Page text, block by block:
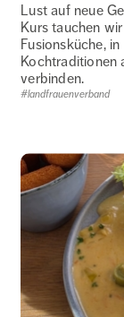
Lust auf neue
Kurs tauchen
Fusionsküche,
Kochtraditionen
verbinden.
#landfrauenverband